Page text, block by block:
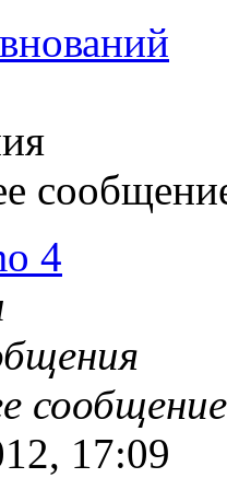
4
сообщение
17:09